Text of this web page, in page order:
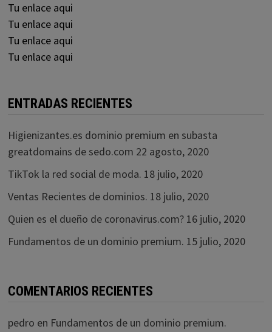
Tu enlace aqui
Tu enlace aqui
Tu enlace aqui
Tu enlace aqui
ENTRADAS RECIENTES
Higienizantes.es dominio premium en subasta
greatdomains de sedo.com 22 agosto, 2020
TikTok la red social de moda. 18 julio, 2020
Ventas Recientes de dominios. 18 julio, 2020
Quien es el dueño de coronavirus.com? 16 julio, 2020
Fundamentos de un dominio premium. 15 julio, 2020
COMENTARIOS RECIENTES
pedro en Fundamentos de un dominio premium.